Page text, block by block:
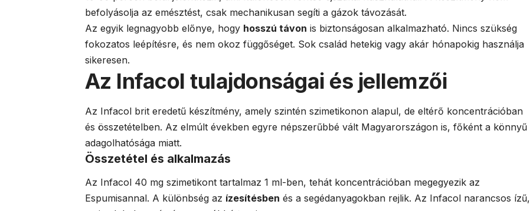
befolyásolja az emésztést, csak mechanikusan segíti a gázok távozását.
Az egyik legnagyobb előnye, hogy hosszú távon is biztonságosan alkalmazható. Nincs szükség
fokozatos leépítésre, és nem okoz függőséget. Sok család hetekig vagy akár hónapokig használja
sikeresen.
Az Infacol tulajdonságai és jellemzői
Az Infacol brit eredetű készítmény, amely szintén szimetikonon alapul, de eltérő koncentrációban
és összetételben. Az elmúlt években egyre népszerűbbé vált Magyarországon is, főként a könnyű
adagolhatósága miatt.
Összetétel és alkalmazás
Az Infacol 40 mg szimetikont tartalmaz 1 ml-ben, tehát koncentrációban megegyezik az
Espumisannal. A különbség az ízesítésben és a segédanyagokban rejlik. Az Infacol narancsos ízű,